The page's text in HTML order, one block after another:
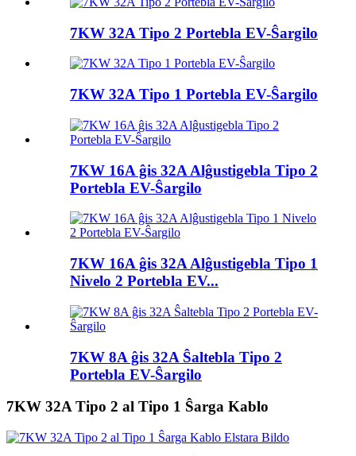
7KW 32A Tipo 2 Portebla EV-Ŝargilo
7KW 32A Tipo 1 Portebla EV-Ŝargilo
7KW 16A ĝis 32A Alĝustigebla Tipo 2
Portebla EV-Ŝargilo
7KW 16A ĝis 32A Alĝustigebla Tipo 1
Nivelo 2 Portebla EV...
7KW 8A ĝis 32A Ŝaltebla Tipo 2
Portebla EV-Ŝargilo
7KW 32A Tipo 2 al Tipo 1 Ŝarga Kablo